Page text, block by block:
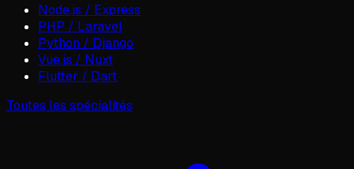
Node.js / Express
PHP / Laravel
Python / Django
Vue.js / Nuxt
Flutter / Dart
Toutes les spécialités